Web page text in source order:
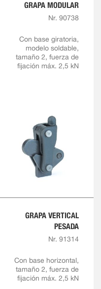
GRAPA MODULAR
Nr. 90738
Con base giratoria,
modelo soldable,
tamaño 2, fuerza de
fijación máx. 2,5 kN
GRAPA VERTICAL
PESADA
Nr. 91314
Con base horizontal,
tamaño 2, fuerza de
fijación máx. 2,5 kN